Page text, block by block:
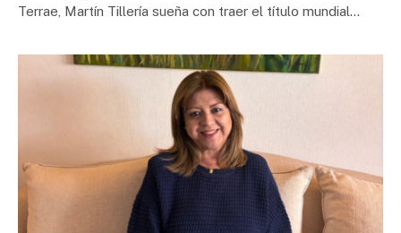
Terrae, Martín Tillería sueña con traer el título mundial…